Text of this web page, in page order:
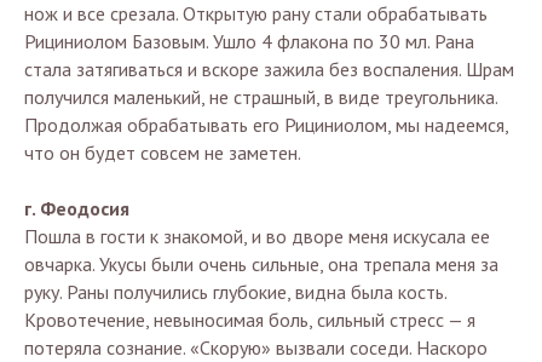
нож и все срезала. Открытую рану стали обрабатывать
Рициниолом Базовым. Ушло 4 флакона по 30 мл. Рана
стала затягиваться и вскоре зажила без воспаления. Шрам
получился маленький, не страшный, в виде треугольника.
Продолжая обрабатывать его Рициниолом, мы надеемся,
что он будет совсем не заметен.
г. Феодосия
Пошла в гости к знакомой, и во дворе меня искусала ее
овчарка. Укусы были очень сильные, она трепала меня за
руку. Раны получились глубокие, видна была кость.
Кровотечение, невыносимая боль, сильный стресс — я
потеряла сознание. «Скорую» вызвали соседи. Наскоро